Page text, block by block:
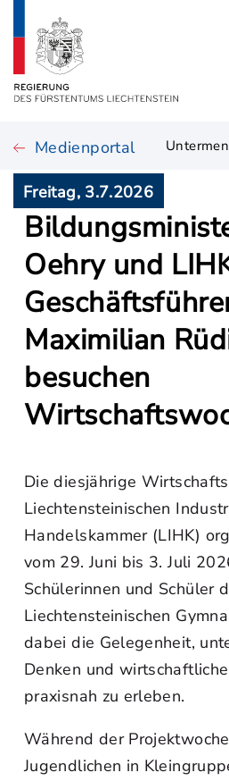
Medienportal
Freitag, 3.7.2026
Oehry und
Maximilian
besuchen
Die diesjährige
Liechtensteinischen
Handelskammer (LIHK)
vom 29. Juni bis 3. Juli
Schülerinnen und Schüler
Liechtensteinischen
dabei die Gelegenheit,
Denken und
praxisnah zu erleben.
Während der
Jugendlichen in